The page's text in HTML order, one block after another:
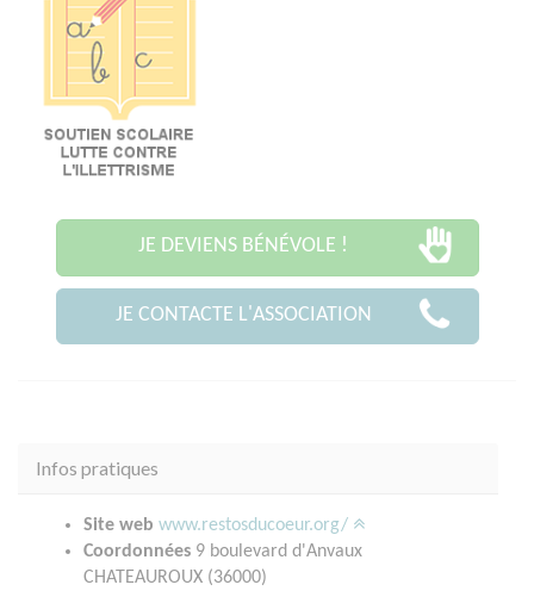
JE DEVIENS BÉNÉVOLE !
JE CONTACTE L'ASSOCIATION
Infos pratiques
Site web www.restosducoeur.org/
Coordonnées 9 boulevard d'Anvaux
CHATEAUROUX (36000)